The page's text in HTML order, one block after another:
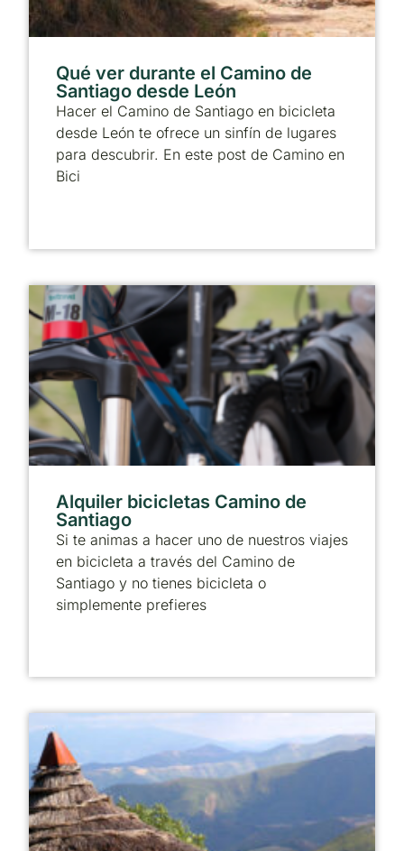
Qué ver durante el Camino de
Santiago desde León
Hacer el Camino de Santiago en bicicleta
desde León te ofrece un sinfín de lugares
para descubrir. En este post de Camino en
Bici
Alquiler bicicletas Camino de
Santiago
Si te animas a hacer uno de nuestros viajes
en bicicleta a través del Camino de
Santiago y no tienes bicicleta o
simplemente prefieres